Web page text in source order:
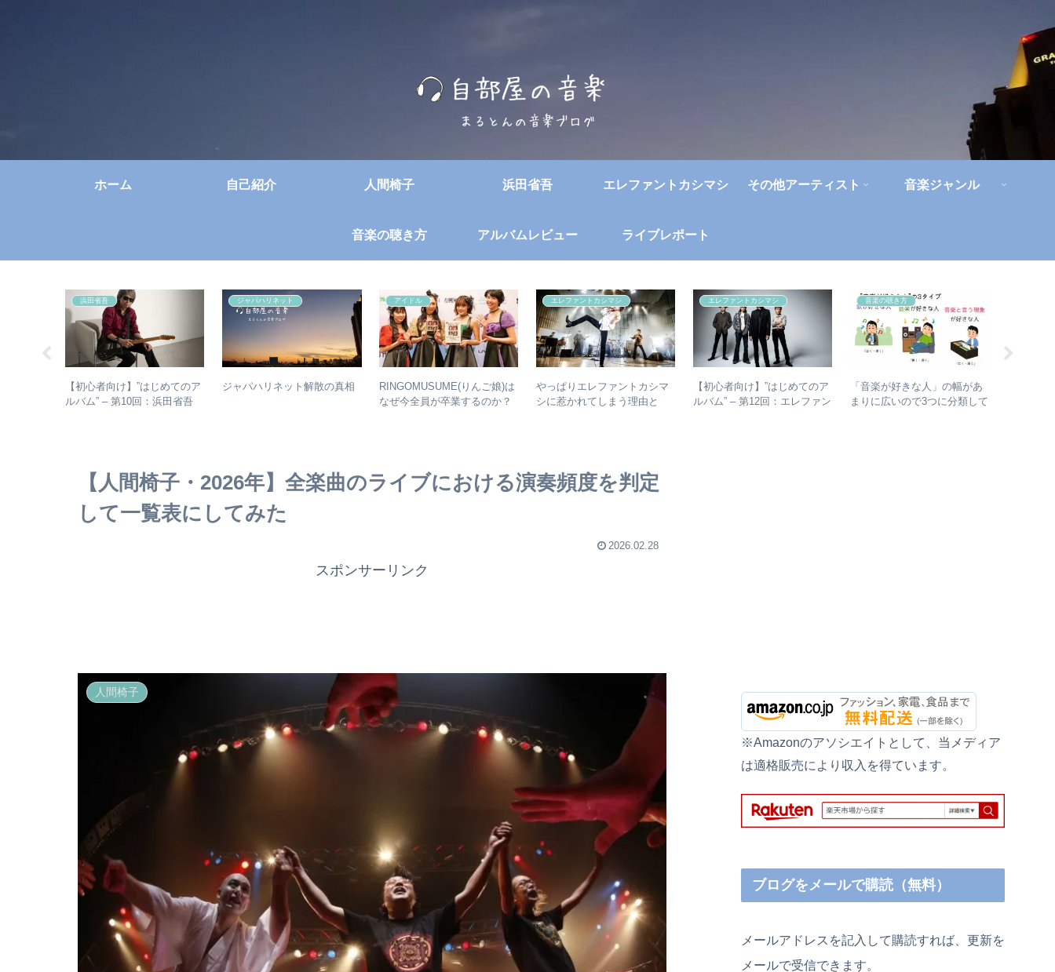
ホーム 自己紹介 人間椅子 浜田省吾 エレファントカシマシ その他アーティスト 音楽ジャンル
音楽の聴き方 アルバムレビュー ライブレポート
浜田省吾
【初心者向け】”はじめてのア
ルバム” – 第10回：浜田省吾
ジャパハリネット
ジャパハリネット解散の真相
アイドル
RINGOMUSUME(りんご娘)は
なぜ今全員が卒業するのか？
エレファントカシマシ
やっぱりエレファントカシマ
シに惹かれてしまう理由と
エレファントカシマシ
【初心者向け】”はじめてのア
ルバム” – 第12回：エレファン
音楽の聴き方
「音楽が好きな人」の幅があ
まりに広いので3つに分類して
【人間椅子・2026年】全楽曲のライブにおける演奏頻度を判定
して一覧表にしてみた
2026.02.28
スポンサーリンク
人間椅子
※Amazonのアソシエイトとして、当メディア
は適格販売により収入を得ています。
ブログをメールで購読（無料）
メールアドレスを記入して購読すれば、更新を
メールで受信できます。